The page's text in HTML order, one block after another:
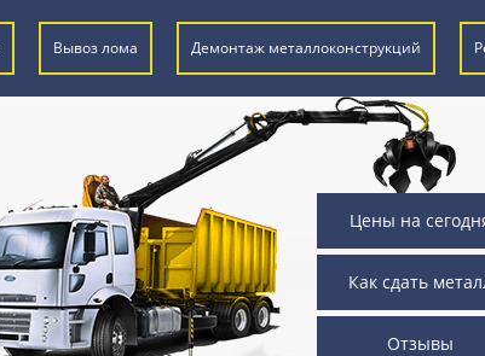
Вывоз лома Демонтаж металлоконструкций
Цены на
Как сдать
Отзывы